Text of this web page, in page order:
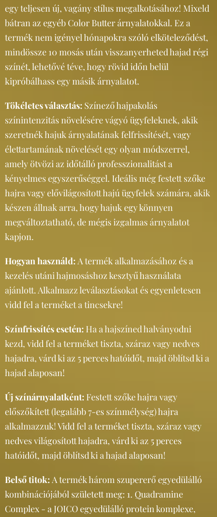
egy teljesen új, vagány stílus megalkotásához! Mixeld
bátran az egyéb Color Butter árnyalatokkal. Ez a
termék nem igényel hónapokra szóló elköteleződést,
mindössze 10 mosás után visszanyerheted hajad régi
színét, lehetővé téve, hogy rövid időn belül
kipróbálhass egy másik árnyalatot.
Tökéletes választás: Színező hajpakolás
színintenzitás növelésére vágyó ügyfeleknek, akik
szeretnék hajuk árnyalatának felfrissítését, vagy
élettartamának növelését egy olyan módszerrel,
amely ötvözi az időtálló professzionalitást a
kényelmes egyszerűséggel. Ideális még festett szőke
hajra vagy elővilágosított hajú ügyfelek számára, akik
készen állnak arra, hogy hajuk egy könnyen
megváltoztatható, de mégis izgalmas árnyalatot
kapjon.
Hogyan használd: A termék alkalmazásához és a
kezelés utáni hajmosáshoz kesztyű használata
ajánlott. Alkalmazz leválasztásokat és egyenletesen
vidd fel a terméket a tincsekre!
Színfrissítés esetén: Ha a hajszíned halványodni
kezd, vidd fel a terméket tiszta, száraz vagy nedves
hajadra, várd ki az 5 perces hatóidőt, majd öblítsd ki a
hajad alaposan!
Új színárnyalatként: Festett szőke hajra vagy
előszőkített (legalább 7-es színmélység) hajra
alkalmazzuk! Vidd fel a terméket tiszta, száraz vagy
nedves világosított hajadra, várd ki az 5 perces
hatóidőt, majd öblítsd ki a hajad alaposan!
Belső titok: A termék három szupererő egyedülálló
kombinációjából született meg: 1. Quadramine
Complex - a JOICO egyedülálló protein komplexe,